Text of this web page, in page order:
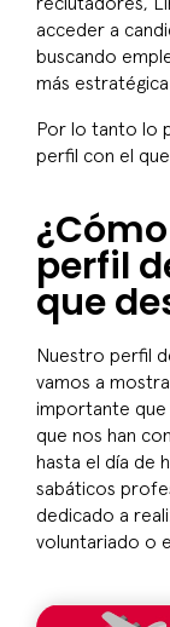
acceder a
buscando
más
Por lo tanto lo
perfil con el
perfil
que
Nuestro perfil
vamos a
importante
que nos han
hasta el día de
sabáticos
dedicado a
voluntariado o